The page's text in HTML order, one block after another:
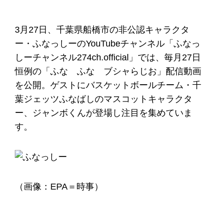
3月27日、千葉県船橋市の非公認キャラクタ
ー・ふなっしーのYouTubeチャンネル「ふなっ
しーチャンネル274ch.official」では、毎月27日
恒例の「ふな ふな ブシャらじお」配信動画
を公開。ゲストにバスケットボールチーム・千
葉ジェッツふなばしのマスコットキャラクタ
ー、ジャンボくんが登場し注目を集めていま
す。
（画像：EPA＝時事）